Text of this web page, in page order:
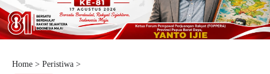
Home > Peristiwa >